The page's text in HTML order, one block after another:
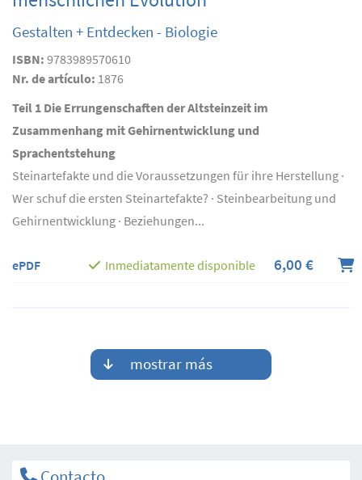
Gestalten + Entdecken - Biologie
ISBN: 9783989570610
Nr. de artículo: 1876
Teil 1 Die Errungenschaften der Altsteinzeit im
Zusammenhang mit Gehirnentwicklung und
Sprachentstehung
Steinartefakte und die Voraussetzungen für ihre Herstellung ·
Wer schuf die ersten Steinartefakte? · Steinbearbeitung und
Gehirnentwicklung · Beziehungen...
ePDF Inmediatamente disponible 6,00 €
mostrar más